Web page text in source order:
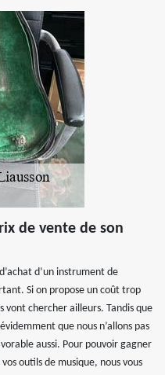
de vente de son
d’un instrument de
Si on propose un coût trop
vont chercher ailleurs. Tandis que
que nous n’allons pas
aussi. Pour pouvoir gagner
outils de musique, nous vous